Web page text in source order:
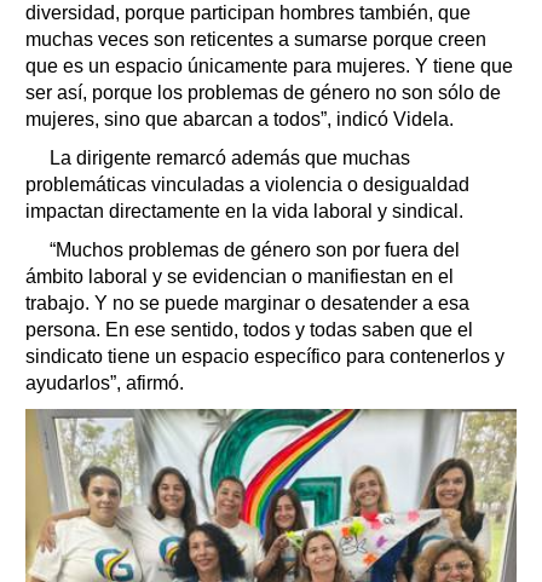
diversidad, porque participan hombres también, que
muchas veces son reticentes a sumarse porque creen
que es un espacio únicamente para mujeres. Y tiene que
ser así, porque los problemas de género no son sólo de
mujeres, sino que abarcan a todos”, indicó Videla.
La dirigente remarcó además que muchas
problemáticas vinculadas a violencia o desigualdad
impactan directamente en la vida laboral y sindical.
“Muchos problemas de género son por fuera del
ámbito laboral y se evidencian o manifiestan en el
trabajo. Y no se puede marginar o desatender a esa
persona. En ese sentido, todos y todas saben que el
sindicato tiene un espacio específico para contenerlos y
ayudarlos”, afirmó.